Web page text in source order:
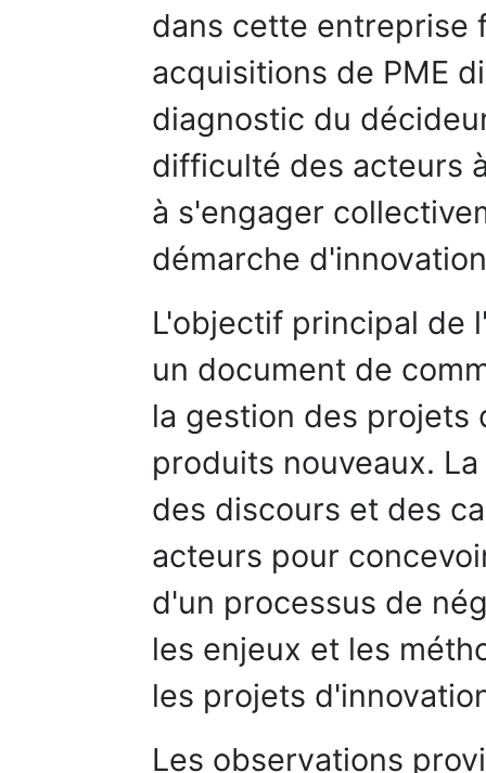
dans cette entreprise
acquisitions de PME
diagnostic du
difficulté des acteurs
à s'engager
démarche
L'objectif principal de
un document de
la gestion des projets
produits nouveaux.
des discours et des
acteurs pour
d'un processus de
les enjeux et les
les projets
Les observations